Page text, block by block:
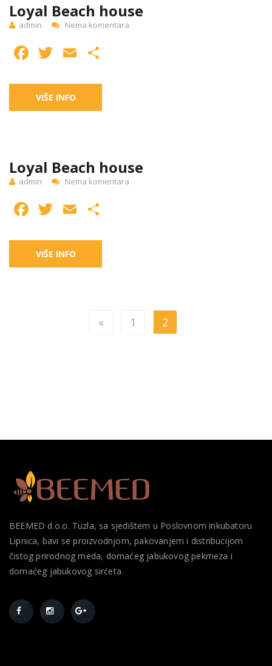
Loyal Beach house
admin Nema komentara
Facebook
Twitter
Email
VIŠE INFO
Loyal Beach house
admin Nema komentara
Facebook
Twitter
Email
VIŠE INFO
« 1 2
BEEMED d.o.o. Tuzla, sa sjedištem u Poslovnom inkubatoru
Lipnica, bavi se proizvodnjom, pakovanjem i distribucijom
čistog prirodnog meda, domaćeg jabukovog pekmeza i
domaćeg jabukovog sirćeta.